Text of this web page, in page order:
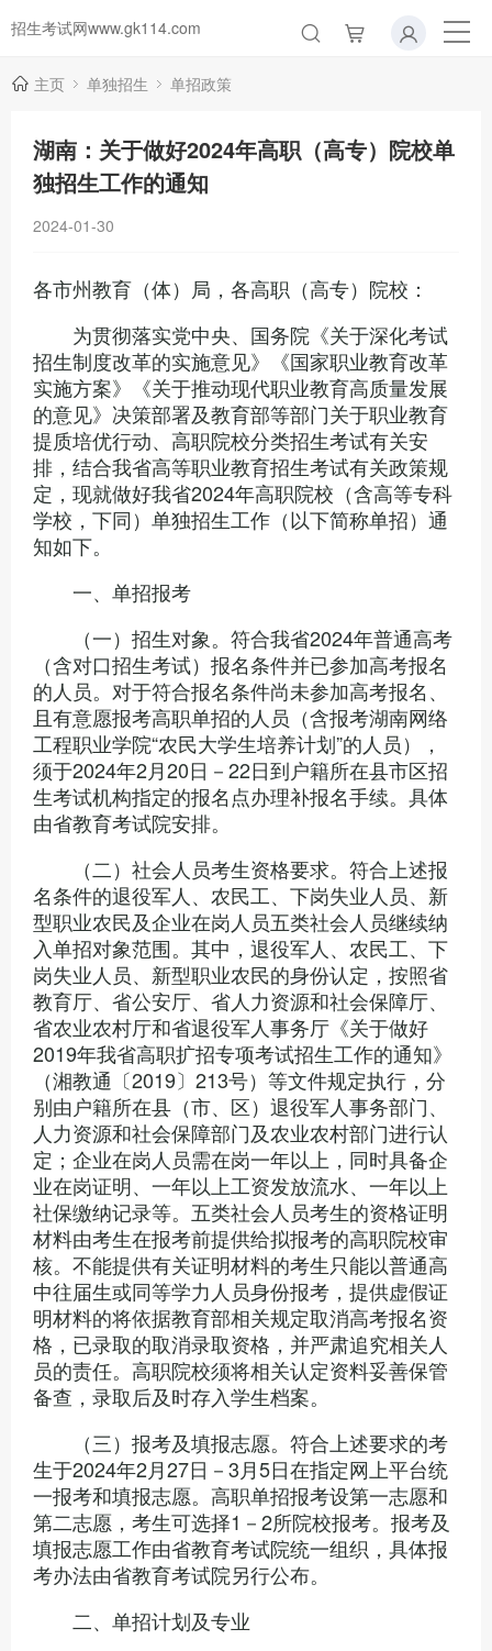
招生考试网www.gk114.com
主页 单独招生 单招政策
湖南：关于做好2024年高职（高专）院校单
独招生工作的通知
2024-01-30
各市州教育（体）局，各高职（高专）院校：
为贯彻落实党中央、国务院《关于深化考试
招生制度改革的实施意见》《国家职业教育改革
实施方案》《关于推动现代职业教育高质量发展
的意见》决策部署及教育部等部门关于职业教育
提质培优行动、高职院校分类招生考试有关安
排，结合我省高等职业教育招生考试有关政策规
定，现就做好我省2024年高职院校（含高等专科
学校，下同）单独招生工作（以下简称单招）通
知如下。
一、单招报考
（一）招生对象。符合我省2024年普通高考
（含对口招生考试）报名条件并已参加高考报名
的人员。对于符合报名条件尚未参加高考报名、
且有意愿报考高职单招的人员（含报考湖南网络
工程职业学院“农民大学生培养计划”的人员），
须于2024年2月20日－22日到户籍所在县市区招
生考试机构指定的报名点办理补报名手续。具体
由省教育考试院安排。
（二）社会人员考生资格要求。符合上述报
名条件的退役军人、农民工、下岗失业人员、新
型职业农民及企业在岗人员五类社会人员继续纳
入单招对象范围。其中，退役军人、农民工、下
岗失业人员、新型职业农民的身份认定，按照省
教育厅、省公安厅、省人力资源和社会保障厅、
省农业农村厅和省退役军人事务厅《关于做好
2019年我省高职扩招专项考试招生工作的通知》
（湘教通〔2019〕213号）等文件规定执行，分
别由户籍所在县（市、区）退役军人事务部门、
人力资源和社会保障部门及农业农村部门进行认
定；企业在岗人员需在岗一年以上，同时具备企
业在岗证明、一年以上工资发放流水、一年以上
社保缴纳记录等。五类社会人员考生的资格证明
材料由考生在报考前提供给拟报考的高职院校审
核。不能提供有关证明材料的考生只能以普通高
中往届生或同等学力人员身份报考，提供虚假证
明材料的将依据教育部相关规定取消高考报名资
格，已录取的取消录取资格，并严肃追究相关人
员的责任。高职院校须将相关认定资料妥善保管
备查，录取后及时存入学生档案。
（三）报考及填报志愿。符合上述要求的考
生于2024年2月27日－3月5日在指定网上平台统
一报考和填报志愿。高职单招报考设第一志愿和
第二志愿，考生可选择1－2所院校报考。报考及
填报志愿工作由省教育考试院统一组织，具体报
考办法由省教育考试院另行公布。
二、单招计划及专业